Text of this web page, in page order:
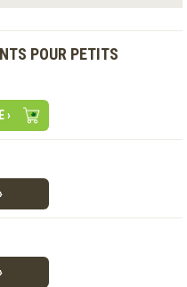
POUR PETITS
›